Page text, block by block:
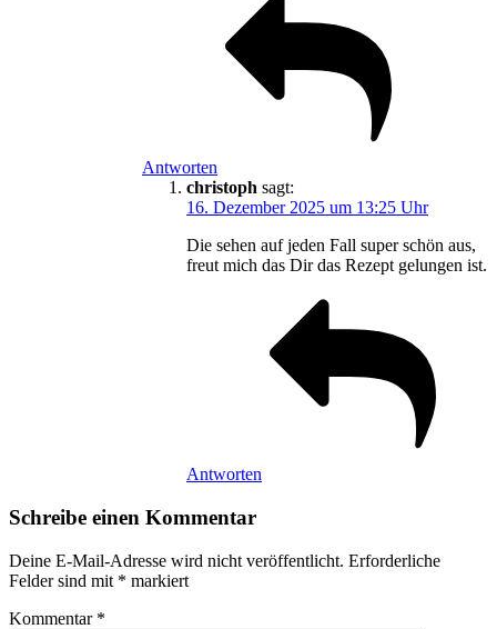
Antworten
christoph sagt:
16. Dezember 2025 um 13:25 Uhr
Die sehen auf jeden Fall super schön aus,
freut mich das Dir das Rezept gelungen ist.
Antworten
Schreibe einen Kommentar
Deine E-Mail-Adresse wird nicht veröffentlicht. Erforderliche
Felder sind mit * markiert
Kommentar *